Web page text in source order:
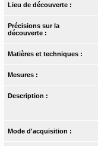
Lieu de découverte :
Précisions sur la
découverte :
Matières et techniques :
Mesures :
Description :
Mode d'acquisition :